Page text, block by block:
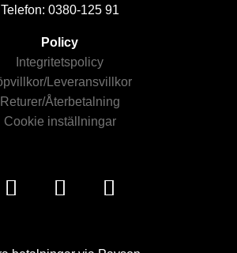
Telefon: 0380-125 91
Policy
Integritetspolicy
Leveransvillkor
Returer/Återbetalning
Cookie inställningar